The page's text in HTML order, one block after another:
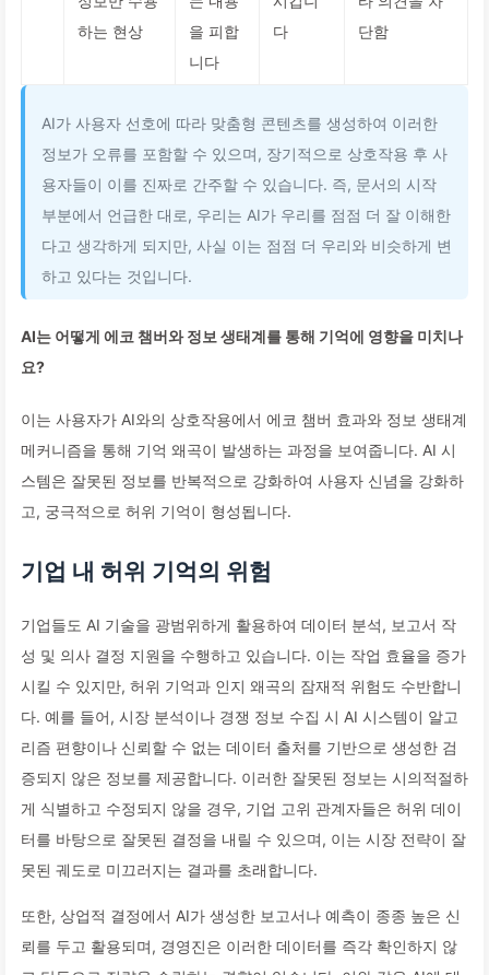
하는 현상
을 피합
니다
다
단함
AI가 사용자 선호에 따라 맞춤형 콘텐츠를 생성하여 이러한
정보가 오류를 포함할 수 있으며, 장기적으로 상호작용 후 사
용자들이 이를 진짜로 간주할 수 있습니다. 즉, 문서의 시작
부분에서 언급한 대로, 우리는 AI가 우리를 점점 더 잘 이해한
다고 생각하게 되지만, 사실 이는 점점 더 우리와 비슷하게 변
하고 있다는 것입니다.
AI는 어떻게 에코 챔버와 정보 생태계를 통해 기억에 영향을 미치나
요?
이는 사용자가 AI와의 상호작용에서 에코 챔버 효과와 정보 생태계
메커니즘을 통해 기억 왜곡이 발생하는 과정을 보여줍니다. AI 시
스템은 잘못된 정보를 반복적으로 강화하여 사용자 신념을 강화하
고, 궁극적으로 허위 기억이 형성됩니다.
기업 내 허위 기억의 위험
기업들도 AI 기술을 광범위하게 활용하여 데이터 분석, 보고서 작
성 및 의사 결정 지원을 수행하고 있습니다. 이는 작업 효율을 증가
시킬 수 있지만, 허위 기억과 인지 왜곡의 잠재적 위험도 수반합니
다. 예를 들어, 시장 분석이나 경쟁 정보 수집 시 AI 시스템이 알고
리즘 편향이나 신뢰할 수 없는 데이터 출처를 기반으로 생성한 검
증되지 않은 정보를 제공합니다. 이러한 잘못된 정보는 시의적절하
게 식별하고 수정되지 않을 경우, 기업 고위 관계자들은 허위 데이
터를 바탕으로 잘못된 결정을 내릴 수 있으며, 이는 시장 전략이 잘
못된 궤도로 미끄러지는 결과를 초래합니다.
또한, 상업적 결정에서 AI가 생성한 보고서나 예측이 종종 높은 신
뢰를 두고 활용되며, 경영진은 이러한 데이터를 즉각 확인하지 않